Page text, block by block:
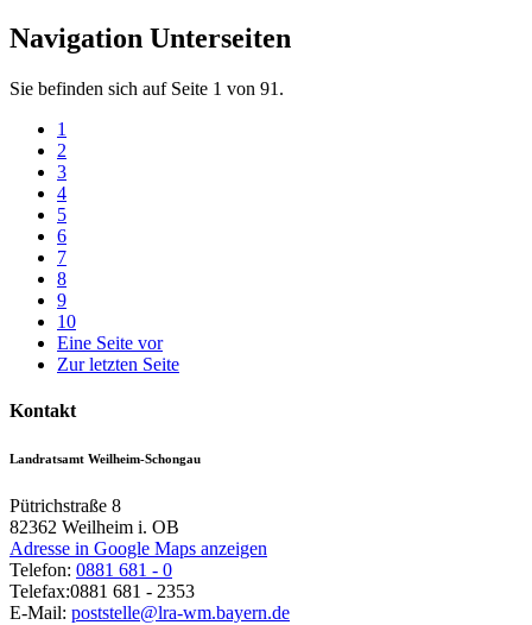
Navigation Unterseiten
Sie befinden sich auf Seite 1 von 91.
1
2
3
4
5
6
7
8
9
10
Eine Seite vor
Zur letzten Seite
Kontakt
Landratsamt Weilheim-Schongau
Pütrichstraße 8
82362 Weilheim i. OB
Adresse in Google Maps anzeigen
Telefon: 0881 681 - 0
Telefax:0881 681 - 2353
E-Mail: poststelle@lra-wm.bayern.de